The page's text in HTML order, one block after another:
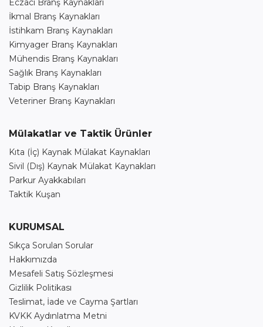
Eczacı Branş Kaynakları
İkmal Branş Kaynakları
İstihkam Branş Kaynakları
Kimyager Branş Kaynakları
Mühendis Branş Kaynakları
Sağlık Branş Kaynakları
Tabip Branş Kaynakları
Veteriner Branş Kaynakları
Mülakatlar ve Taktik Ürünler
Kıta (İç) Kaynak Mülakat Kaynakları
Sivil (Dış) Kaynak Mülakat Kaynakları
Parkur Ayakkabıları
Taktik Kuşan
KURUMSAL
Sıkça Sorulan Sorular
Hakkımızda
Mesafeli Satış Sözleşmesi
Gizlilik Politikası
Teslimat, İade ve Cayma Şartları
KVKK Aydınlatma Metni